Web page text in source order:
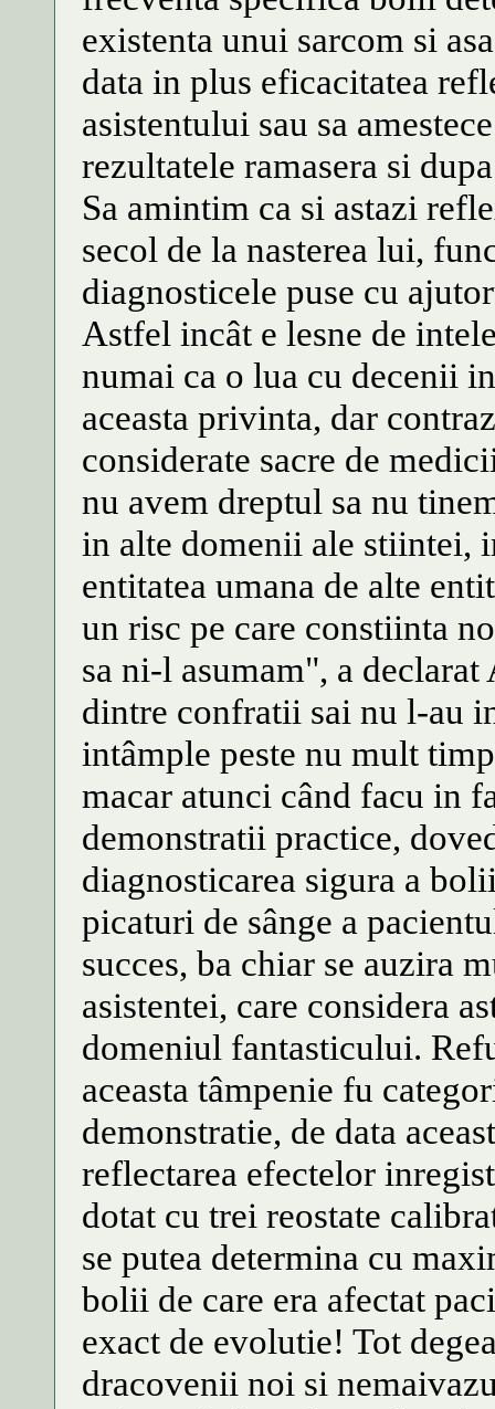
existenta unui sarcom si
data in plus eficacitatea
asistentului sau sa
rezultatele ramasera si
Sa amintim ca si astazi
secol de la nasterea lui,
diagnosticele puse cu
Astfel incât e lesne de
numai ca o lua cu decenii
aceasta privinta, dar
considerate sacre de
nu avem dreptul sa nu
in alte domenii ale stiintei,
entitatea umana de alte
un risc pe care constiinta
sa ni-l asumam", a
dintre confratii sai nu l-au
intâmple peste nu mult
macar atunci când facu in
demonstratii practice,
diagnosticarea sigura a
picaturi de sânge a
succes, ba chiar se auzira
asistentei, care considera
domeniul fantasticului.
aceasta tâmpenie fu
demonstratie, de data
reflectarea efectelor
dotat cu trei reostate
se putea determina cu
bolii de care era afectat
exact de evolutie! Tot
dracovenii noi si